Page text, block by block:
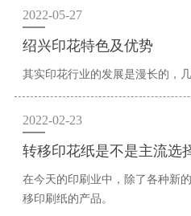
2022-05-27
绍兴印花特色及优势
其实印花行业的发展是漫长的，
2022-02-23
转移印花纸是不是主流选
在今天的印刷业中，除了各种新
移印刷纸的产品。